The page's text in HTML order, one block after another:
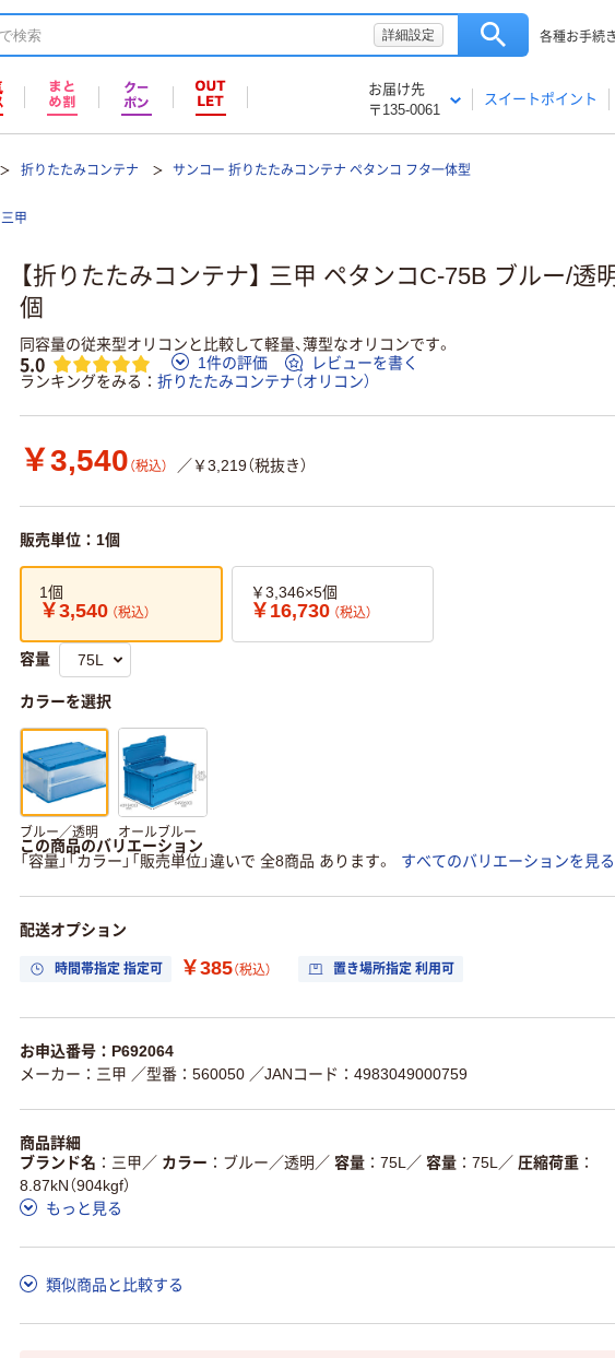
詳細設定 各種お手続
お届け先
〒135-0061
スイートポイント
折りたたみコンテナ サンコー 折りたたみコンテナ ペタンコ フタ一体型
三甲
【折りたたみコンテナ】 三甲 ペタンコC-75B ブルー/透
個
同容量の従来型オリコンと比較して軽量、薄型なオリコンです。
5.0 1件の評価
レビューを書く
ランキングをみる
折りたたみコンテナ（オリコン）
￥3,540 （税込） ／￥3,219（税抜き）
販売単位：1個
1個
￥3,540 （税込）
￥3,346×5個
￥16,730 （税込）
容量
カラーを選択
ブルー／透明 オールブルー
この商品のバリエーション
「容量」「カラー」「販売単位」違いで 全8商品 あります。
すべてのバリエーションを見る
配送オプション
時間帯指定 指定可 ￥385（税込） 置き場所指定 利用可
お申込番号：P692064
メーカー：三甲 ／型番：560050 ／JANコード：4983049000759
商品詳細
ブランド名
三甲 ／ カラー ブルー／透明 ／ 容量 75L ／ 容量 75L ／ 圧縮荷重
8.87kN（904kgf）
もっと見る
類似商品と比較する